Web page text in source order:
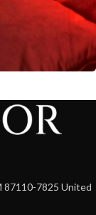
87110-7825 United